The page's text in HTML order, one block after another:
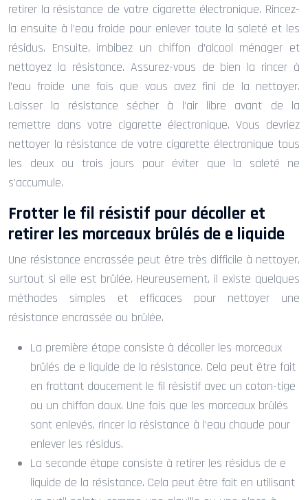
retirer la résistance de votre cigarette électronique. Rincez-
la ensuite à l’eau froide pour enlever toute la saleté et les
résidus. Ensuite, imbibez un chiffon d’alcool ménager et
nettoyez la résistance. Assurez-vous de bien la rincer à
l’eau froide une fois que vous avez fini de la nettoyer.
Laisser la résistance sécher à l’air libre avant de la
remettre dans votre cigarette électronique. Vous devriez
nettoyer la résistance de votre cigarette électronique tous
les deux ou trois jours pour éviter que la saleté ne
s’accumule.
Frotter le fil résistif pour décoller et
retirer les morceaux brûlés de e liquide
Une résistance encrassée peut être très difficile à nettoyer,
surtout si elle est brûlée. Heureusement, il existe quelques
méthodes simples et efficaces pour nettoyer une
résistance encrassée ou brûlée.
La première étape consiste à décoller les morceaux
brûlés de e liquide de la résistance. Cela peut être fait
en frottant doucement le fil résistif avec un coton-tige
ou un chiffon doux. Une fois que les morceaux brûlés
sont enlevés, rincer la résistance à l’eau chaude pour
enlever les résidus.
La seconde étape consiste à retirer les résidus de e
liquide de la résistance. Cela peut être fait en utilisant